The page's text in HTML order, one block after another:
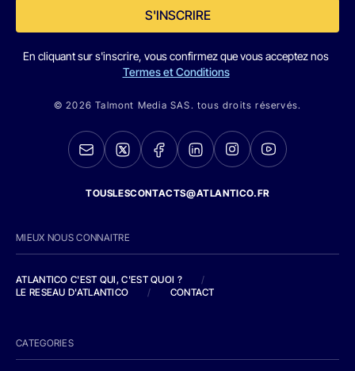
S'INSCRIRE
En cliquant sur s'inscrire, vous confirmez que vous acceptez nos
Termes et Conditions
© 2026 Talmont Media SAS. tous droits réservés.
TOUSLESCONTACTS@ATLANTICO.FR
MIEUX NOUS CONNAITRE
ATLANTICO C'EST QUI, C'EST QUOI ?
/
LE RESEAU D'ATLANTICO
/ CONTACT
CATEGORIES